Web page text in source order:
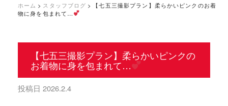
ホーム > スタッフブログ >
【七五三撮影プラン】柔らかいピンクのお着
物に身を包まれて…
【七五三撮影プラン】柔らかいピンクの
お着物に身を包まれて…
投稿日 2026.2.4